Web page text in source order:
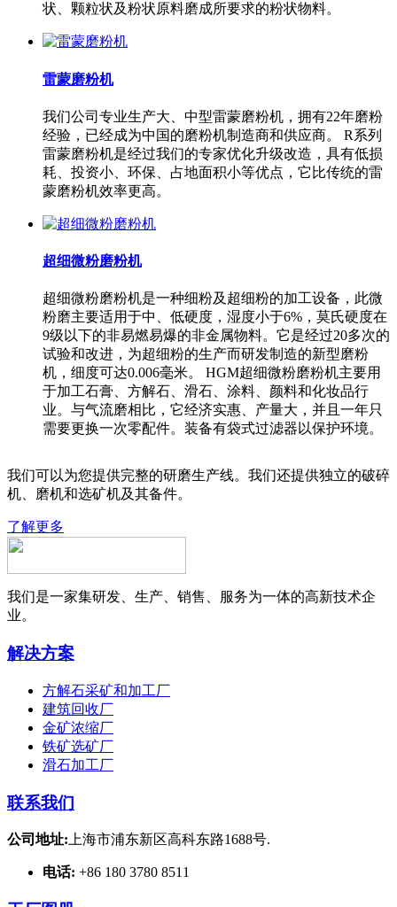
状、颗粒状及粉状原料磨成所要求的粉状物料。
雷蒙磨粉机
我们公司专业生产大、中型雷蒙磨粉机，拥有22年磨粉
经验，已经成为中国的磨粉机制造商和供应商。 R系列
雷蒙磨粉机是经过我们的专家优化升级改造，具有低损
耗、投资小、环保、占地面积小等优点，它比传统的雷
蒙磨粉机效率更高。
超细微粉磨粉机
超细微粉磨粉机是一种细粉及超细粉的加工设备，此微
粉磨主要适用于中、低硬度，湿度小于6%，莫氏硬度在
9级以下的非易燃易爆的非金属物料。它是经过20多次的
试验和改进，为超细粉的生产而研发制造的新型磨粉
机，细度可达0.006毫米。 HGM超细微粉磨粉机主要用
于加工石膏、方解石、滑石、涂料、颜料和化妆品行
业。与气流磨相比，它经济实惠、产量大，并且一年只
需要更换一次零配件。装备有袋式过滤器以保护环境。
我们可以为您提供完整的研磨生产线。我们还提供独立的破碎
机、磨机和选矿机及其备件。
了解更多
我们是一家集研发、生产、销售、服务为一体的高新技术企
业。
解决方案
方解石采矿和加工厂
建筑回收厂
金矿浓缩厂
铁矿选矿厂
滑石加工厂
联系我们
公司地址: 上海市浦东新区高科东路1688号.
电话: +86 180 3780 8511